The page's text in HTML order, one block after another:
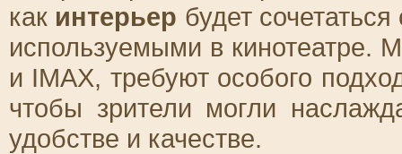
как интерьер будет
используемыми в кинотеатре.
и IMAX, требуют особого
чтобы зрители могли
удобстве и качестве.